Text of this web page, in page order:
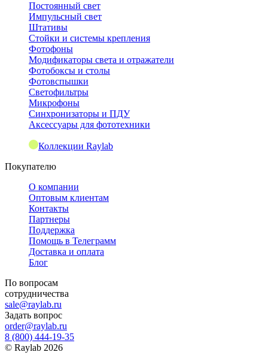
Постоянный свет
Импульсный свет
Штативы
Стойки и системы крепления
Фотофоны
Модификаторы света и отражатели
Фотобоксы и столы
Фотовспышки
Светофильтры
Микрофоны
Синхронизаторы и ПДУ
Аксессуары для фототехники
Коллекции Raylab
Покупателю
О компании
Оптовым клиентам
Контакты
Партнеры
Поддержка
Помощь в Телеграмм
Доставка и оплата
Блог
По вопросам
сотрудничества
sale@raylab.ru
Задать вопрос
order@raylab.ru
8 (800) 444-19-35
© Raylab 2026